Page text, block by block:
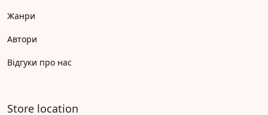
Жанри
Автори
Відгуки про нас
Store location